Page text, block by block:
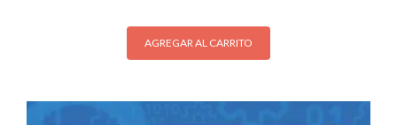
AGREGAR AL CARRITO